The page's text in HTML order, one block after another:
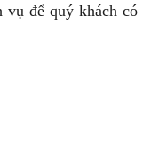
vụ để quý khách có